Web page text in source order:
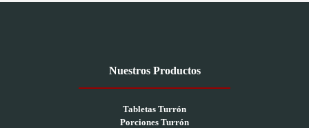
Nuestros Productos
Tabletas Turrón
Porciones Turrón